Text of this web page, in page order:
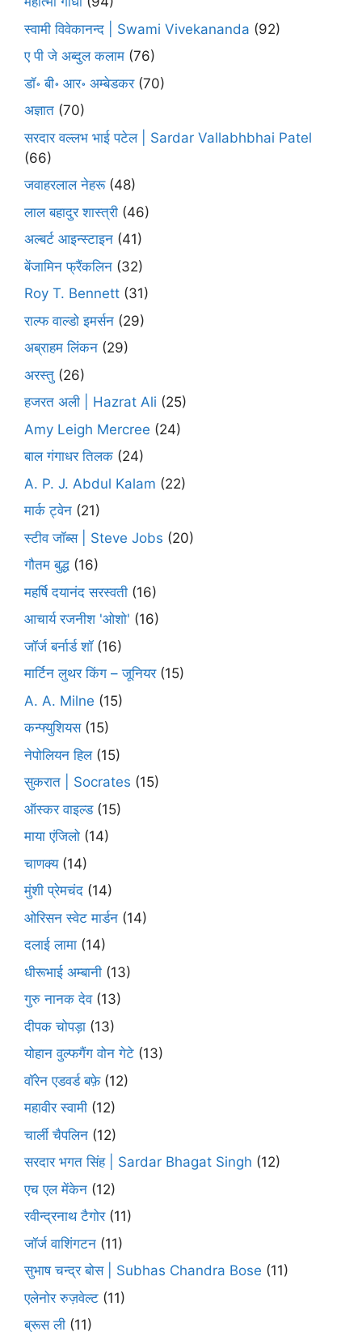
स्वामी विवेकानन्द | Swami Vivekananda (92)
ए पी जे अब्दुल कलाम (76)
डॉ॰ बी॰ आर॰ अम्बेडकर(70)
अज्ञात (70)
सरदार वल्लभ भाई पटेल | Sardar Vallabhbhai Patel
(66)
जवाहरलाल नेहरू(48)
लाल बहादुर शास्त्री (46)
अल्बर्ट आइन्स्टाइन (41)
बेंजामिन फ्रैंकलिन (32)
Roy T. Bennett (31)
राल्फ वाल्डो इमर्सन (29)
अब्राहम लिंकन (29)
अरस्तु (26)
हजरत अली | Hazrat Ali (25)
Amy Leigh Mercree (24)
बाल गंगाधर तिलक (24)
A. P. J. Abdul Kalam (22)
मार्क ट्वेन (21)
स्टीव जॉब्स | Steve Jobs (20)
गौतम बुद्ध (16)
महर्षि दयानंद सरस्वती (16)
आचार्य रजनीश 'ओशो' (16)
जॉर्ज बर्नार्ड शॉ(16)
मार्टिन लुथर किंग – जूनियर(15)
A. A. Milne (15)
कन्फ्युशियस(15)
नेपोलियन हिल(15)
सुकरात | Socrates (15)
ऑस्कर वाइल्ड(15)
माया एंजिलो (14)
चाणक्य(14)
मुंशी प्रेमचंद (14)
ओरिसन स्‍वेट मार्डन (14)
दलाई लामा (14)
धीरूभाई अम्बानी (13)
गुरु नानक देव(13)
दीपक चोपड़ा (13)
योहान वुल्फगैंग वोन गेटे (13)
वॉरेन एडवर्ड बफ़े(12)
महावीर स्वामी (12)
चार्ली चैपलिन (12)
सरदार भगत सिंह | Sardar Bhagat Singh (12)
एच एल मेंकेन (12)
रवीन्द्रनाथ टैगोर(11)
जॉर्ज वाशिंगटन (11)
सुभाष चन्द्र बोस | Subhas Chandra Bose (11)
एलेनोर रुज़वेल्ट (11)
ब्रूस ली (11)